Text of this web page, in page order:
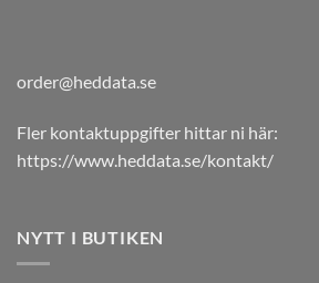
order@heddata.se
Fler kontaktuppgifter hittar ni här:
https://www.heddata.se/kontakt/
NYTT I BUTIKEN